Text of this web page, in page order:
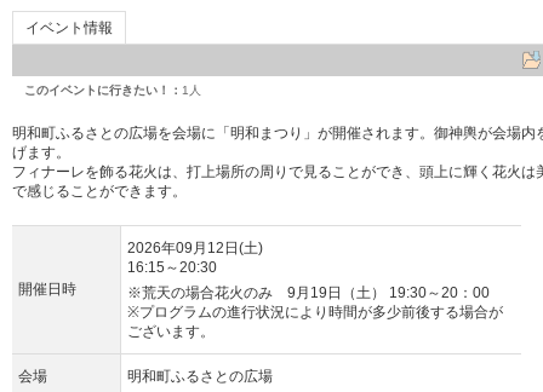
イベント情報
このイベントに行きたい！： 1人
明和町ふるさとの広場を会場に「明和まつり」が開催されます。御神輿が会場
げます。
フィナーレを飾る花火は、打上場所の周りで見ることができ、頭上に輝く花火
で感じることができます。
開催日時
2026年09月12日(土)
16:15～20:30
※荒天の場合花火のみ 9月19日（土） 19:30～20：00
※プログラムの進行状況により時間が多少前後する場合が
ございます。
会場 明和町ふるさとの広場